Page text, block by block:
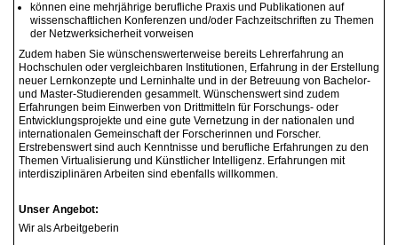
können eine mehrjährige berufliche Praxis und Publikationen auf
wissenschaftlichen Konferenzen und/oder Fachzeitschriften zu Themen
der Netzwerksicherheit vorweisen
Zudem haben Sie wünschenswerterweise bereits Lehrerfahrung an
Hochschulen oder vergleichbaren Institutionen, Erfahrung in der Erstellung
neuer Lernkonzepte und Lerninhalte und in der Betreuung von Bachelor-
und Master-Studierenden gesammelt. Wünschenswert sind zudem
Erfahrungen beim Einwerben von Drittmitteln für Forschungs- oder
Entwicklungsprojekte und eine gute Vernetzung in der nationalen und
internationalen Gemeinschaft der Forscherinnen und Forscher.
Erstrebenswert sind auch Kenntnisse und berufliche Erfahrungen zu den
Themen Virtualisierung und Künstlicher Intelligenz. Erfahrungen mit
interdisziplinären Arbeiten sind ebenfalls willkommen.
Unser Angebot:
Wir als Arbeitgeberin